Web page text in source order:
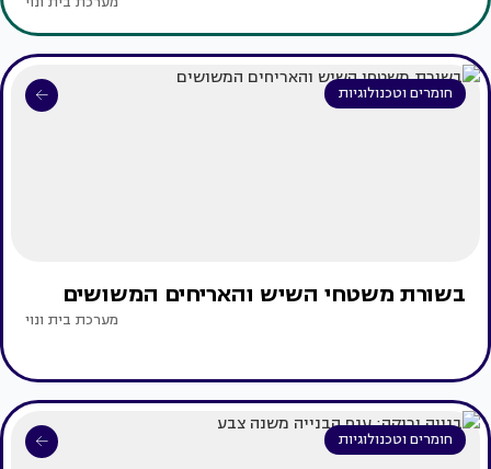
חומרים וטכנולוגיות
בשורת משטחי השיש והאריחים המשושים
מערכת בית ונוי
חומרים וטכנולוגיות